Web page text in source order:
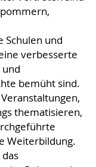
Schulen und
verbesserte
bemüht sind.
thematisieren,
Weiterbildung.